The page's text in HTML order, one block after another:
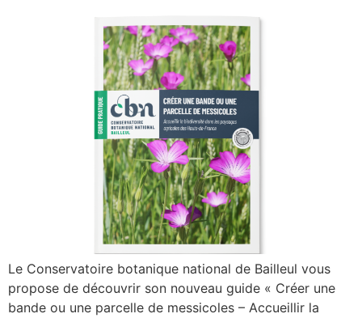
Le Conservatoire botanique national de Bailleul vous
propose de découvrir son nouveau guide « Créer une
bande ou une parcelle de messicoles – Accueillir la